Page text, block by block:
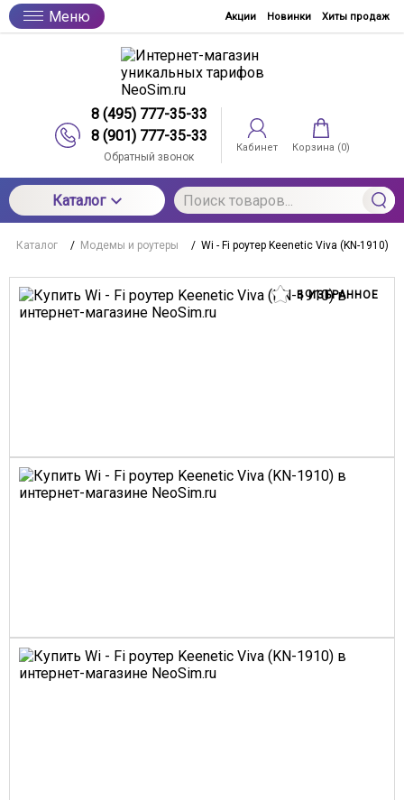
Меню Акции Новинки Хиты продаж
8 (495) 777-35-33
8 (901) 777-35-33
Обратный звонок
Кабинет Корзина (0)
Каталог
Каталог / Модемы и роутеры / Wi - Fi роутер Keenetic Viva (KN-1910)
В ИЗБРАННОЕ